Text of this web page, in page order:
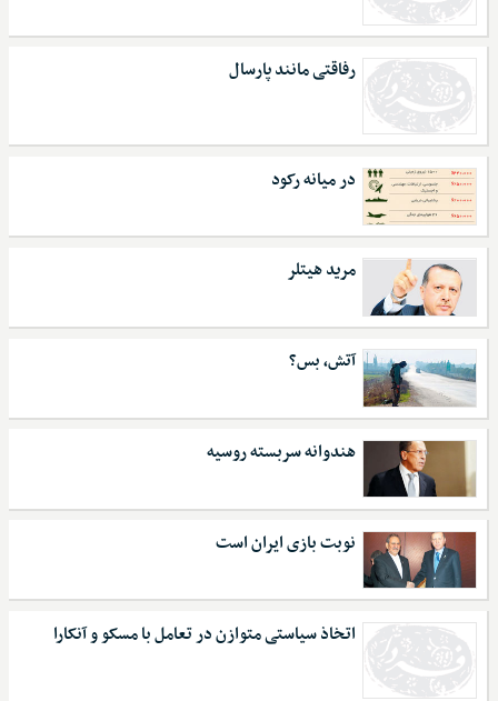
رفاقتی مانند پارسال
در میانه رکود
مرید هیتلر
آتش، بس؟
هندوانه سربسته روسیه
نوبت بازی ایران است
اتخاذ سیاستی متوازن در تعامل با مسکو و آنکارا